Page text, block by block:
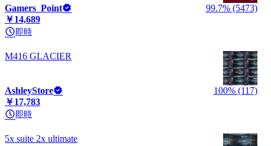
Gamers_Point
99.7% (5473)
￥14,689
即時
M416 GLACIER
AshleyStore
100% (117)
￥17,783
即時
5x suite 2x ultimate